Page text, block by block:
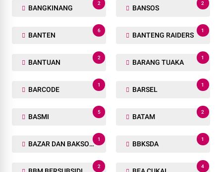
BANGKINANG
2
BANSOS
2
BANTEN
6
BANTENG RAIDERS
1
BANTUAN
2
BARANG TUAKA
1
BARCODE
1
BARSEL
1
BASMI
5
BATAM
2
BAZAR DAN BAKSOS RAMADHAN
1
BBKSDA
1
2 4